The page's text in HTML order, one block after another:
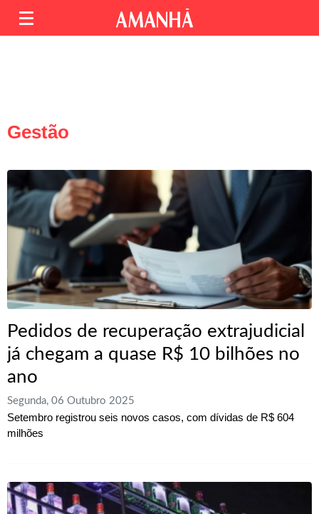
Gestão
Pedidos de recuperação extrajudicial
já chegam a quase R$ 10 bilhões no
ano
Segunda, 06 Outubro 2025
Setembro registrou seis novos casos, com dívidas de R$ 604
milhões